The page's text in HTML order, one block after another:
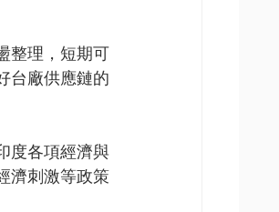
整理，短期可
台廠供應鏈的
度各項經濟與
濟刺激等政策